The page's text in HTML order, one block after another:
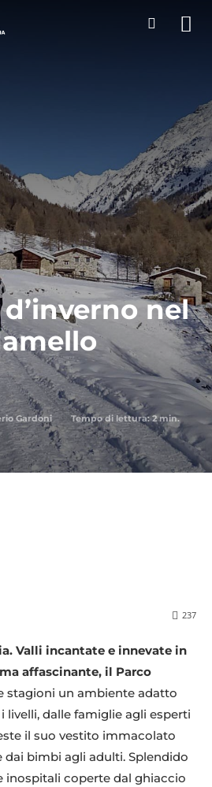
nel
Gardoni Tempo di lettura:2min.
237
Valli incantate e innevate in
affascinante, il Parco
stagioni un ambiente adatto
livelli, dalle famiglie agli esperti
il suo vestito immacolato
dai bimbi agli adulti. Splendido
inospitali coperte dal ghiaccio